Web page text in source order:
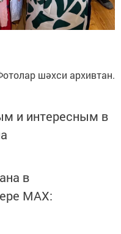
шәхси архивтан.
и интересным в
в
MАХ: